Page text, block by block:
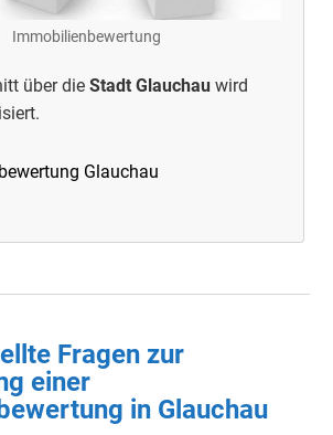
Immobilienbewertung
über die Stadt Glauchau wird
Glauchau
Fragen zur
einer
in Glauchau